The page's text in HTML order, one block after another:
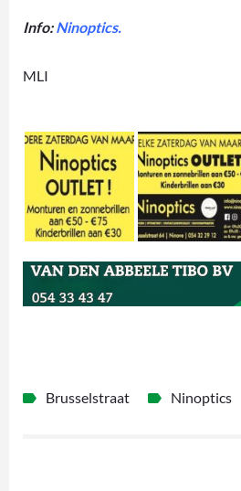
Info:Ninoptics.
MLI
Brusselstraat Ninoptics